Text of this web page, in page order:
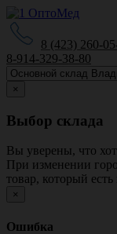
8 (423) 260-
8-914-329-38-80
×
Выбор склада
Вы уверены, что
При изменении
товар, который
×
Ошибка